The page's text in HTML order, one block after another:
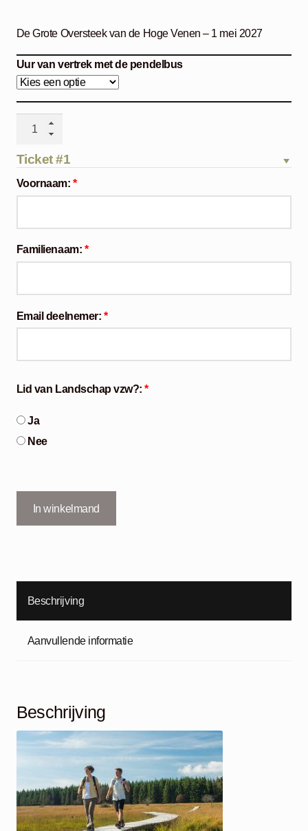
De Grote Oversteek van de Hoge Venen – 1 mei 2027
Uur van vertrek met de pendelbus
Oversteek
zaterdag
aantal
Ticket #1
Voornaam:*
Familienaam: *
Email deelnemer: *
Lid van Landschap vzw?:*
Ja
Nee
In winkelmand
Beschrijving
Aanvullende informatie
Beschrijving